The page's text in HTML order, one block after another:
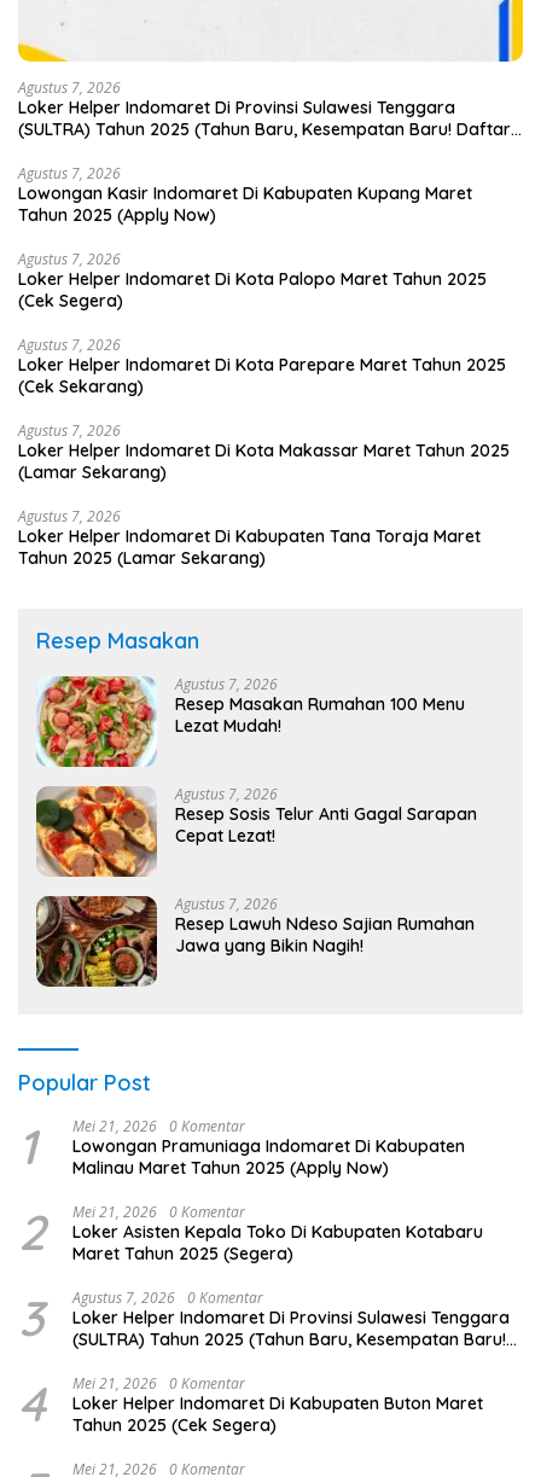
Agustus 7, 2026
Loker Helper Indomaret Di Provinsi Sulawesi Tenggara
(SULTRA) Tahun 2025 (Tahun Baru, Kesempatan Baru! Daftar
Agustus 7, 2026
Lowongan Kasir Indomaret Di Kabupaten Kupang Maret
Tahun 2025 (Apply Now)
Agustus 7, 2026
Loker Helper Indomaret Di Kota Palopo Maret Tahun 2025
(Cek Segera)
Agustus 7, 2026
Loker Helper Indomaret Di Kota Parepare Maret Tahun 2025
(Cek Sekarang)
Agustus 7, 2026
Loker Helper Indomaret Di Kota Makassar Maret Tahun 2025
(Lamar Sekarang)
Agustus 7, 2026
Loker Helper Indomaret Di Kabupaten Tana Toraja Maret
Tahun 2025 (Lamar Sekarang)
Resep Masakan
Agustus 7, 2026
Resep Masakan Rumahan 100 Menu
Lezat Mudah!
Agustus 7, 2026
Resep Sosis Telur Anti Gagal Sarapan
Cepat Lezat!
Agustus 7, 2026
Resep Lawuh Ndeso Sajian Rumahan
Jawa yang Bikin Nagih!
Popular Post
1 Mei 21, 2026 0 Komentar
Lowongan Pramuniaga Indomaret Di Kabupaten
Malinau Maret Tahun 2025 (Apply Now)
2 Mei 21, 2026 0 Komentar
Loker Asisten Kepala Toko Di Kabupaten Kotabaru
Maret Tahun 2025 (Segera)
3 Agustus 7, 2026 0 Komentar
Loker Helper Indomaret Di Provinsi Sulawesi Tenggara
(SULTRA) Tahun 2025 (Tahun Baru, Kesempatan Baru!
4 Mei 21, 2026 0 Komentar
Loker Helper Indomaret Di Kabupaten Buton Maret
Tahun 2025 (Cek Segera)
Mei 21, 2026 0 Komentar